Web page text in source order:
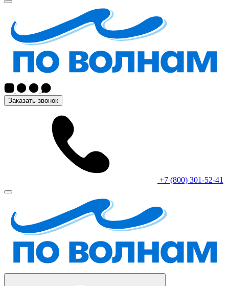
Заказать звонок
+7 (800) 301-52-41